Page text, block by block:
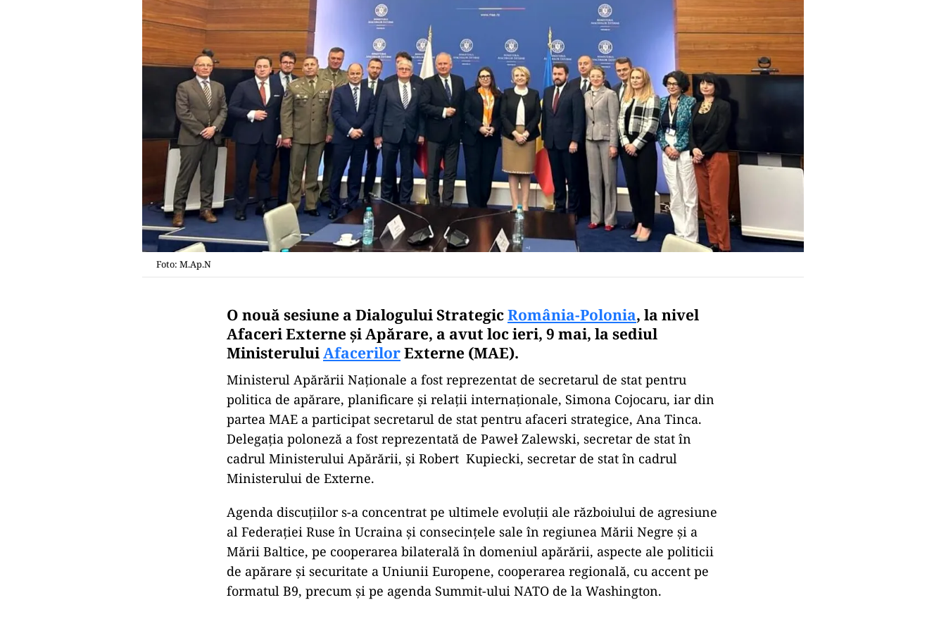
Foto: M.Ap.N
O nouă sesiune a Dialogului StrategicRomânia-Polonia, la nivel
Afaceri Externe și Apărare, a avut loc ieri, 9 mai, la sediul
MinisteruluiAfacerilorExterne (MAE).
Ministerul Apărării Naționale a fost reprezentat de secretarul de stat pentru
politica de apărare, planificare și relații internaționale, Simona Cojocaru, iar din
partea MAE a participat secretarul de stat pentru afaceri strategice, Ana Tinca.
Delegația poloneză a fost reprezentată de Paweł Zalewski, secretar de stat în
cadrul Ministerului Apărării, și Robert Kupiecki, secretar de stat în cadrul
Ministerului de Externe.
Agenda discuțiilor s-a concentrat pe ultimele evoluții ale războiului de agresiune
al Federației Ruse în Ucraina și consecințele sale în regiunea Mării Negre și a
Mării Baltice, pe cooperarea bilaterală în domeniul apărării, aspecte ale politicii
de apărare și securitate a Uniunii Europene, cooperarea regională, cu accent pe
formatul B9, precum și pe agenda Summit-ului NATO de la Washington.